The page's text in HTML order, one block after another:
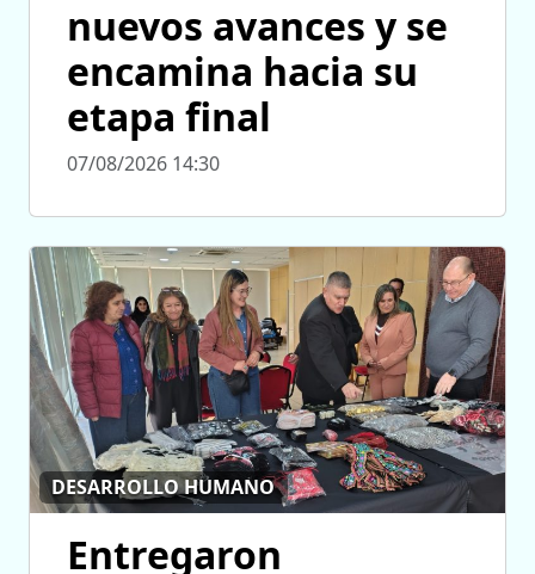
nuevos avances y se
encamina hacia su
etapa final
07/08/2026 14:30
DESARROLLO HUMANO
Entregaron